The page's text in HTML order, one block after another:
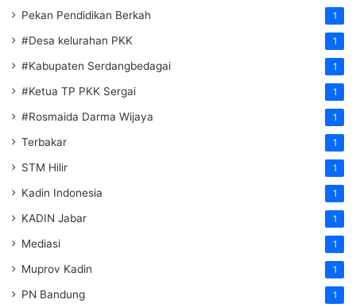
Pekan Pendidikan Berkah 1
#Desa kelurahan PKK 1
#Kabupaten Serdangbedagai 1
#Ketua TP PKK Sergai 1
#Rosmaida Darma Wijaya 1
Terbakar 1
STM Hilir 1
Kadin Indonesia 1
KADIN Jabar 1
Mediasi 1
Muprov Kadin 1
PN Bandung 1